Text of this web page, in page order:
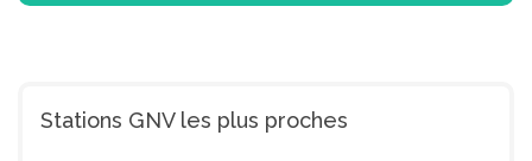
Stations GNV les plus proches